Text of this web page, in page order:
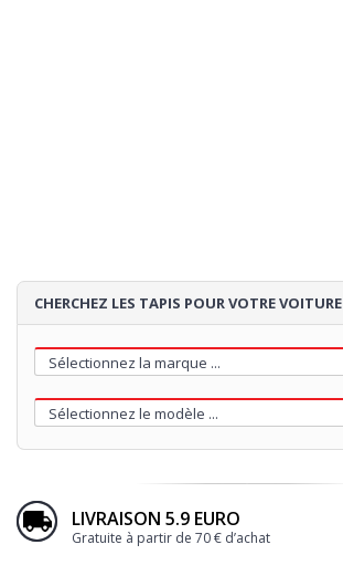
Loading...
CHERCHEZ LES TAPIS POUR VOTRE VOITURE
LIVRAISON 5.9 EURO
Gratuite à partir de 70 € d’achat